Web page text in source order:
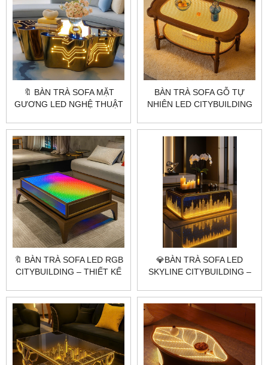
🔖 BÀN TRÀ SOFA MẶT
GƯƠNG LED NGHỆ THUẬT
CÔNG NGHỆ TƯƠNG LAI
BÀN TRÀ SOFA GỖ TỰ
NHIÊN LED CITYBUILDING
ÁP CHO PHÒNG KHÁCH
🔖 BÀN TRÀ SOFA LED RGB
CITYBUILDING – THIẾT KẾ
GIAN SANG TRỌNG
💎BÀN TRÀ SOFA LED
SKYLINE CITYBUILDING –
THÀNH PHỐ ÁNH VÀNG
SANG TRỌNG